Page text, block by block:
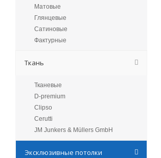
Матовые
Глянцевые
Сатиновые
Фактурные
Ткань
Тканевые
D-premium
Clipso
Cerutti
JM Junkers & Müllers GmbH
Эксклюзивные потолки